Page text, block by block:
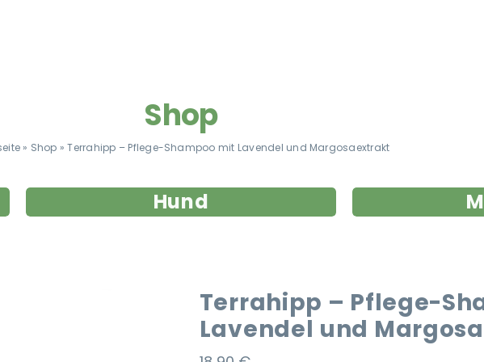
Shop
» Shop »Terrahipp – Pflege-Shampoo mit Lavendel und Margosaextrakt
Hund
Terrahipp – Pflege-
Lavendel und